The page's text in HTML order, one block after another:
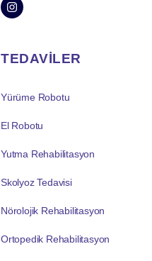
TEDAVİLER
Yürüme Robotu
El Robotu
Yutma Rehabilitasyon
Skolyoz Tedavisi
Nörolojik Rehabilitasyon
Ortopedik Rehabilitasyon